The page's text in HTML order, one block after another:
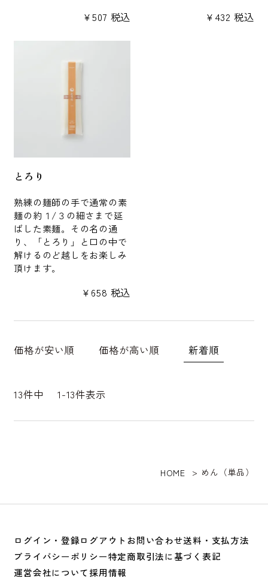
¥507 税込 ¥ 432 税込
とろり
熟練の麺師の手で通常の素
麺の約１/３の細さまで延
ばした素麺。その名の通
り、「とろり」と口の中で
解けるのど越しをお楽しみ
頂けます。
¥ 658 税込
価格が安い順 価格が高い順 新着順
13件中 1-13件表示
HOME めん（単品）
ログイン・登録ログアウト お問い合わせ送料・支払方法
プライバシーポリシー特定商取引法に基づく表記
運営会社について採用情報